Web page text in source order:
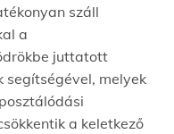
száll
a
juttatott
segítségével, melyek
a keletkező